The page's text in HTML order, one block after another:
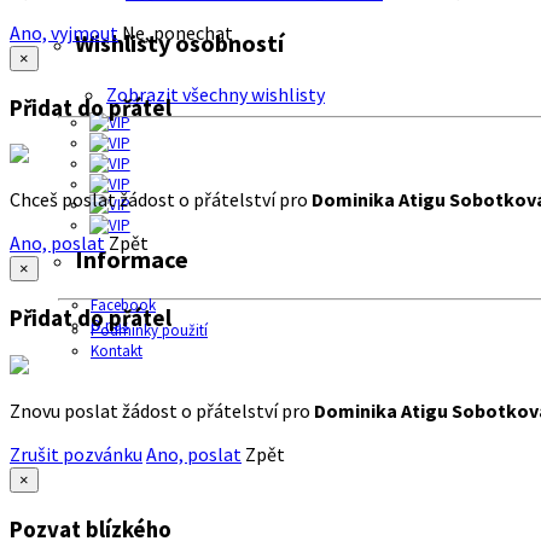
Wishlisty osobností
Zobrazit všechny wishlisty
Informace
Facebook
O nás
Podmínky použití
Kontakt
Ano, vyjmout Ne, ponechat
×
Přidat do přátel
Chceš poslat žádost o přátelství pro Dominika Atigu
Ano, poslat Zpět
×
Přidat do přátel
Znovu poslat žádost o přátelství pro Dominika Atigu
Zrušit pozvánku Ano, poslat Zpět
×
Pozvat blízkého